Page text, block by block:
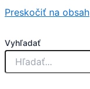
Preskočiť na obsah
Vyhľadať